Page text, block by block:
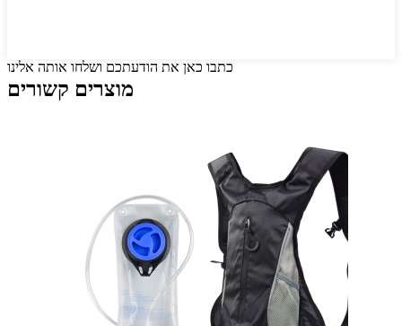
כתבו כאן את הודעתכם ושלחו אותה אלינו
מוצרים קשורים